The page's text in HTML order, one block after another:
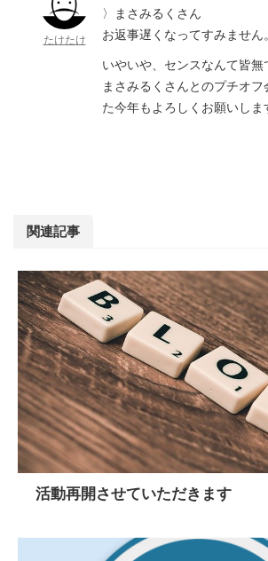
たけたけ
〉まさみるくさん
お返事遅くなってすみません
いやいや、センスなんて皆無
まさみるくさんとのプチオフ
た今年もよろしくお願いしま
関連記事
活動再開させていただきます